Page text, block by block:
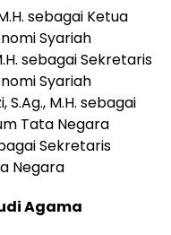
sebagai Ketua
Syariah
sebagai Sekretaris
Syariah
M.H. sebagai
Tata Negara
Sekretaris
Negara
Agama